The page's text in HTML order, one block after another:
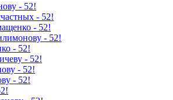
- 52!
- 52!
- 52!
- 52!
- 52!
- 52!
- 52!
- 52!